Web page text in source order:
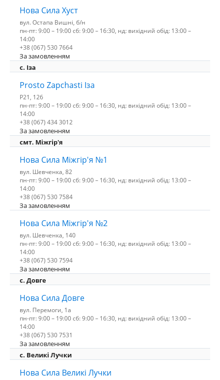
Нова Сила Хуст
вул. Остапа Вишні, б/н
пн-пт: 9:00 – 19:00 сб: 9:00 – 16:30, нд: вихідний обід: 13:00 –
14:00
+38 (067) 530 7664
За замовленням
c. Іза
Prosto Zapchasti Іза
P21, 126
пн-пт: 9:00 – 19:00 сб: 9:00 – 16:30, нд: вихідний обід: 13:00 –
14:00
+38 (067) 434 3012
За замовленням
смт. Міжгір'я
Нова Сила Міжгір'я №1
вул. Шевченка, 82
пн-пт: 9:00 – 19:00 сб: 9:00 – 16:30, нд: вихідний обід: 13:00 –
14:00
+38 (067) 530 7584
За замовленням
Нова Сила Міжгір'я №2
вул. Шевченка, 140
пн-пт: 9:00 – 19:00 сб: 9:00 – 16:30, нд: вихідний обід: 13:00 –
14:00
+38 (067) 530 7594
За замовленням
с. Довге
Нова Сила Довге
вул. Перемоги, 1а
пн-пт: 9:00 – 19:00 сб: 9:00 – 16:30, нд: вихідний обід: 13:00 –
14:00
+38 (067) 530 7531
За замовленням
c. Великі Лучки
Нова Сила Великі Лучки